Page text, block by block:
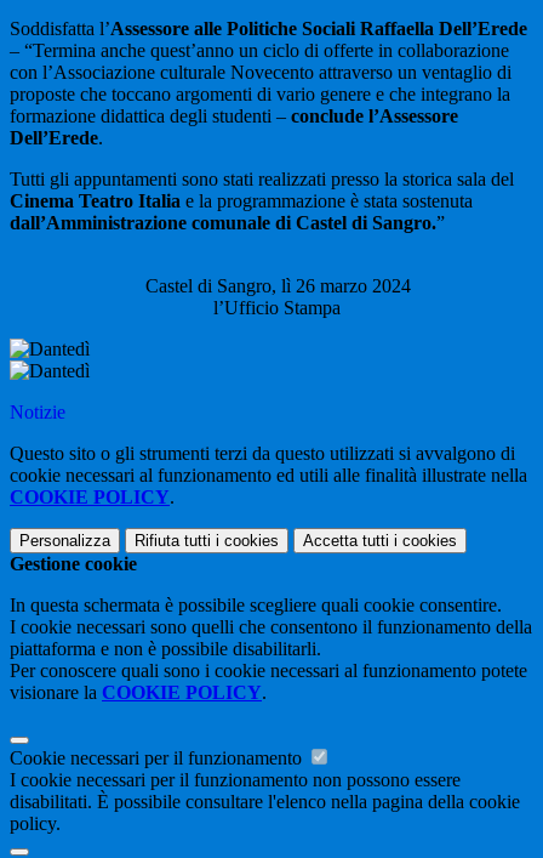
Soddisfatta l’Assessore alle Politiche Sociali Raffaella Dell’Erede
– “Termina anche quest’anno un ciclo di offerte in collaborazione
con l’Associazione culturale Novecento attraverso un ventaglio di
proposte che toccano argomenti di vario genere e che integrano la
formazione didattica degli studenti – conclude l’Assessore
Dell’Erede.
Tutti gli appuntamenti sono stati realizzati presso la storica sala del
Cinema Teatro Italia e la programmazione è stata sostenuta
dall’Amministrazione comunale di Castel di Sangro.”
Castel di Sangro, lì 26 marzo 2024
l’Ufficio Stampa
Notizie
Questo sito o gli strumenti terzi da questo utilizzati si avvalgono di
cookie necessari al funzionamento ed utili alle finalità illustrate nella
COOKIE POLICY.
Personalizza Rifiuta tutti i cookies Accetta tutti i cookies
Gestione cookie
In questa schermata è possibile scegliere quali cookie consentire.
I cookie necessari sono quelli che consentono il funzionamento della
piattaforma e non è possibile disabilitarli.
Per conoscere quali sono i cookie necessari al funzionamento potete
visionare la COOKIE POLICY.
Cookie necessari per il funzionamento
I cookie necessari per il funzionamento non possono essere
disabilitati. È possibile consultare l'elenco nella pagina della cookie
policy.